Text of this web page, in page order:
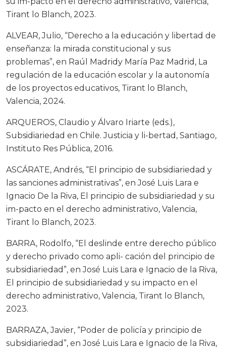
Tirant lo Blanch, 2023.
ALVEAR, Julio, “Derecho a la educación y libertad de
enseñanza: la mirada constitucional y sus
problemas”, en Raúl Madridy María Paz Madrid, La
regulación de la educación escolar y la autonomía
de los proyectos educativos, Tirant lo Blanch,
Valencia, 2024.
ARQUEROS, Claudio y Álvaro Iriarte (eds.),
Subsidiariedad en Chile. Justicia y li-bertad, Santiago,
Instituto Res Pública, 2016.
ASCÁRATE, Andrés, “El principio de subsidiariedad y
las sanciones administrativas”, en José Luis Lara e
Ignacio De la Riva, El principio de subsidiariedad y su
im-pacto en el derecho administrativo, Valencia,
Tirant lo Blanch, 2023.
BARRA, Rodolfo, “El deslinde entre derecho público
y derecho privado como apli- cación del principio de
subsidiariedad”, en José Luis Lara e Ignacio de la Riva,
El principio de subsidiariedad y su impacto en el
derecho administrativo, Valencia, Tirant lo Blanch,
2023.
BARRAZA, Javier, “Poder de policía y principio de
subsidiariedad”, en José Luis Lara e Ignacio de la Riva,